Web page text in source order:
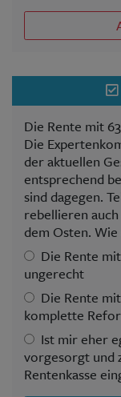
Die Rente mit
Die
der aktuellen
entsprechend
sind dagegen.
rebellieren
dem Osten.
Die Rente
ungerecht
Die Rente
komplette
Ist mir eher
vorgesorgt und
Rentenkasse